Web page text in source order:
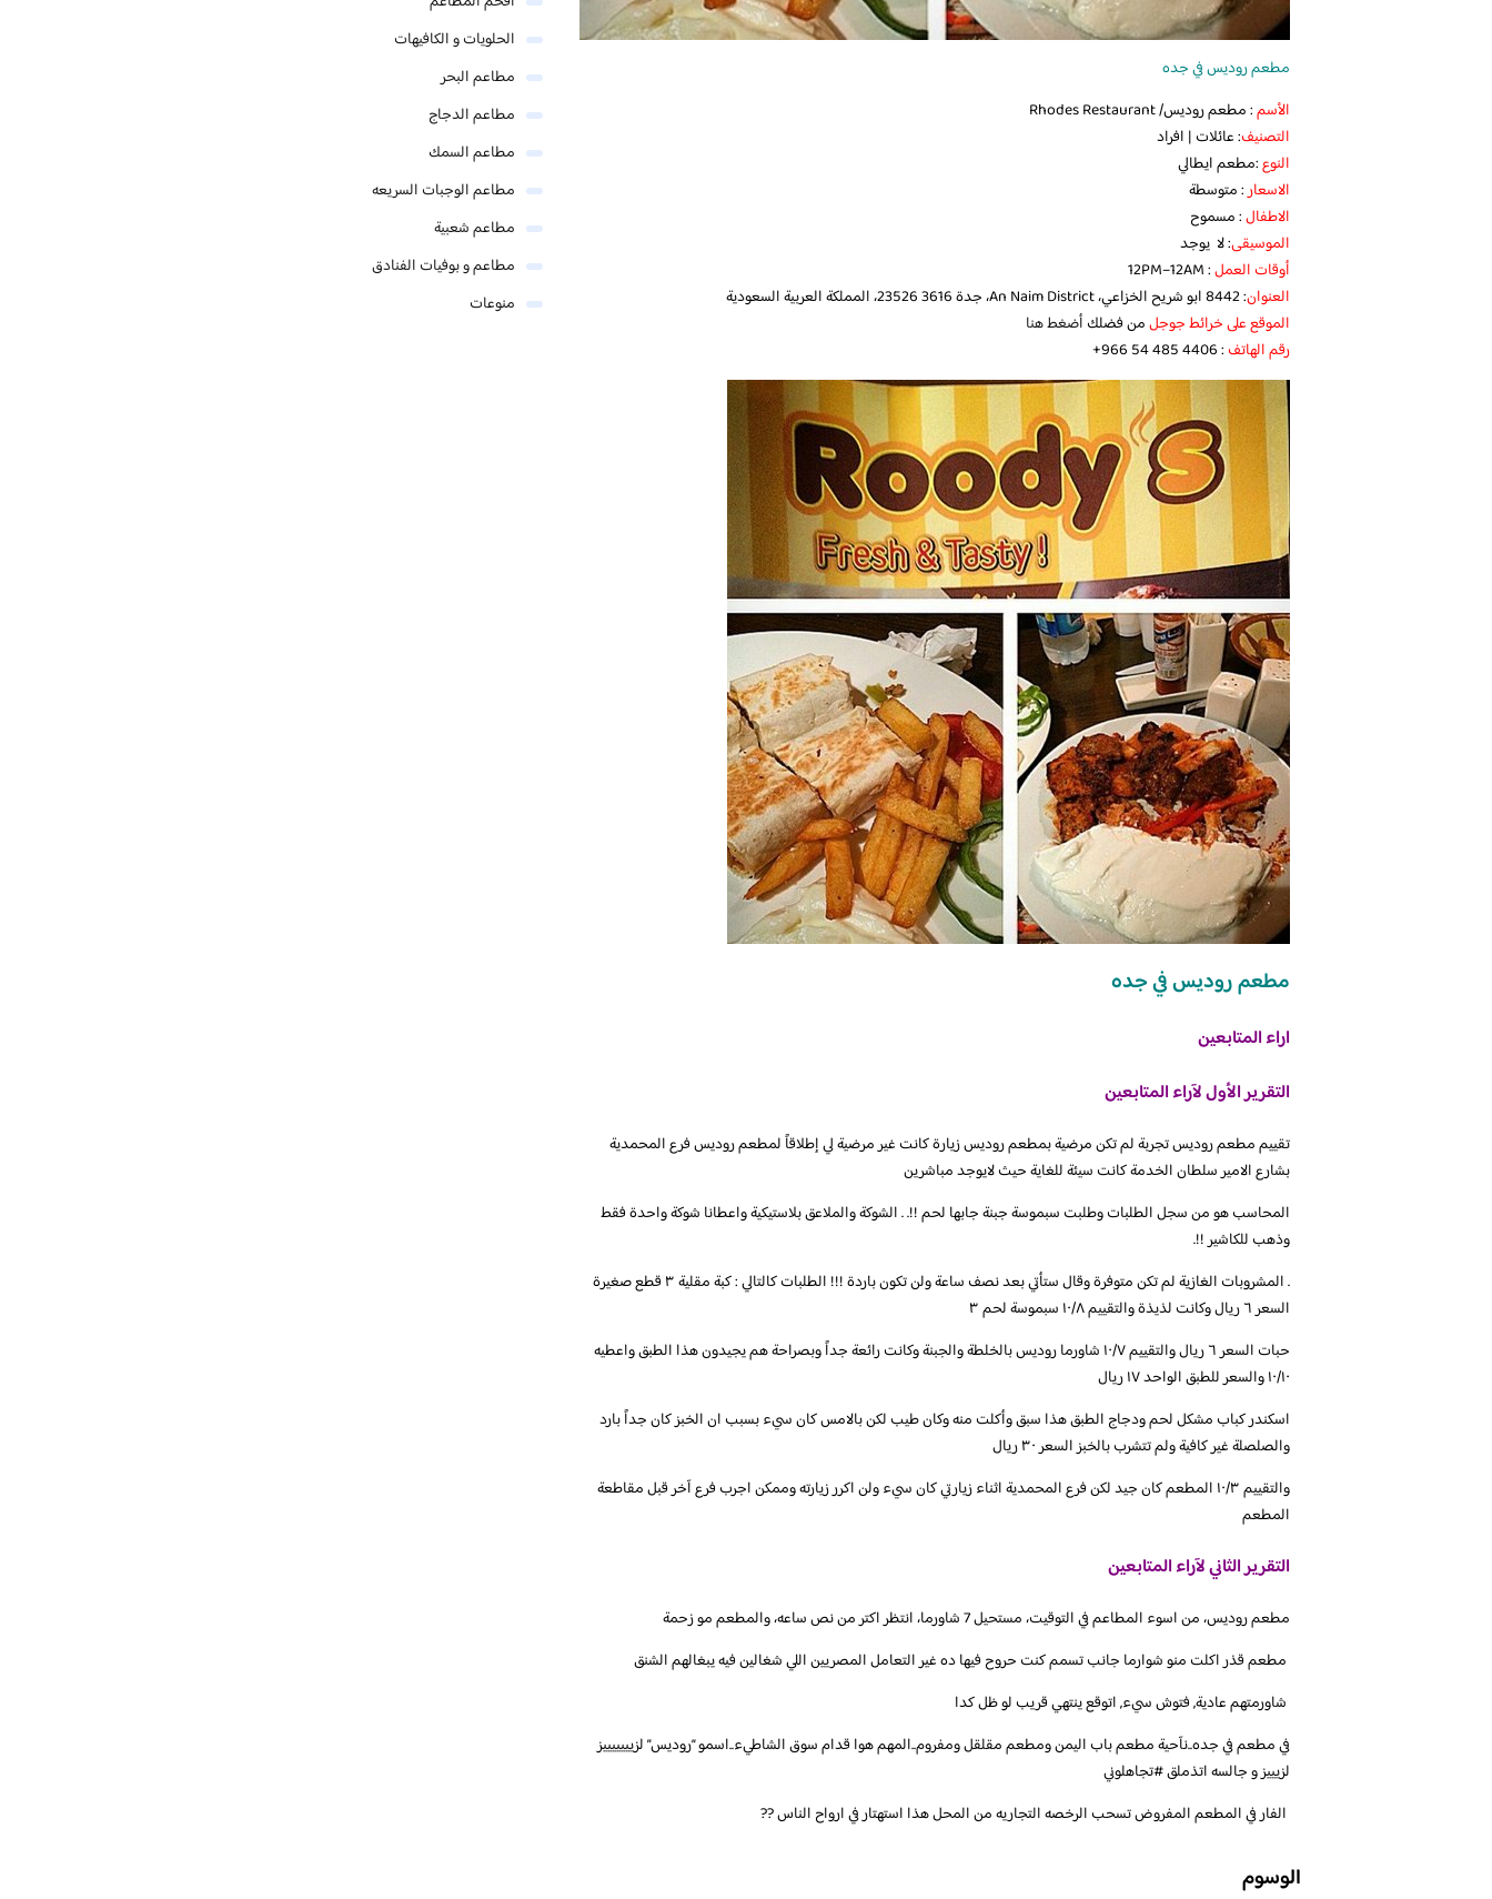
مطعم روديس في جده
الأسم: مطعم روديس/ Rhodes Restaurant
التصنيف: عائلات | افراد
النوع:مطعم ايطالي
الاسعار: متوسطة
الاطفال: مسموح
الموسيقى: لا يوجد
أوقات العمل: 12PM–12AM
العنوان: 8442 ابو شريح الخزاعي، An Naim District، جدة 23526 3616، المملكة العربية السعودية
الموقع على خرائط جوجلمن فضلك أضغط هنا
رقم الهاتف:‪ ‏ ‏‪+966 54 485 4406‬‏
مطعم روديس في جده
اراء المتابعين
التقرير الأول لآراء المتابعين
تقييم مطعم روديس تجربة لم تكن مرضية بمطعم روديس زيارة كانت غير مرضية لي إطلاقاً لمطعم روديس فرع المحمدية
بشارع الامير سلطان الخدمة كانت سيئة للغاية حيث لايوجد مباشرين
المحاسب هو من سجل الطلبات وطلبت سبموسة جبنة جابها لحم !!. . الشوكة والملاعق بلاستيكية واعطانا شوكة واحدة فقط
وذهب للكاشير !!.
. المشروبات الغازية لم تكن متوفرة وقال ستأتي بعد نصف ساعة ولن تكون باردة !!! الطلبات كالتالي : كبة مقلية ٣ قطع صغيرة
السعر ٦ ريال وكانت لذيذة والتقييم ١٠/٨ سبموسة لحم ٣
حبات السعر ٦ ريال والتقييم ١٠/٧ شاورما روديس بالخلطة والجبنة وكانت رائعة جداً وبصراحة هم يجيدون هذا الطبق واعطيه
١٠/١٠ والسعر للطبق الواحد ١٧ ريال
اسكندر كباب مشكل لحم ودجاج الطبق هذا سبق وأكلت منه وكان طيب لكن بالامس كان سيء بسبب ان الخبز كان جداً بارد
والصلصلة غير كافية ولم تتشرب بالخبز السعر ٣٠ ريال
والتقييم ١٠/٣ المطعم كان جيد لكن فرع المحمدية اثناء زيارتي كان سيء ولن اكرر زيارته وممكن اجرب فرع آخر قبل مقاطعة
المطعم
التقرير الثاني لآراء المتابعين
‏مطعم روديس، من اسوء المطاعم في التوقيت، مستحيل 7 شاورما، انتظر اكتر من نص ساعه، والمطعم مو زحمة
‏ شاورمتهم عادية, فتوش سيء, اتوقع ينتهي قريب لو ظل كدا
‏في مطعم في جده..نآحية مطعم باب اليمن ومطعم مقلقل ومفروم..المهم هوا قدام سوق الشاطيء..اسمو “روديس” لزيييييييز
لزيييز و جالسه اتذملق ‎#تجاهلوني
الوسوم
الحلويات و الكافيهات ‎
مطاعم البحر
مطاعم الدجاج
مطاعم السمك
مطاعم الوجبات السريعه
مطاعم شعبية
مطاعم و بوفيات الفنادق
منوعات